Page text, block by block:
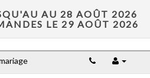
AU 28 AOÛT 2026
LE 29 AOÛT 2026